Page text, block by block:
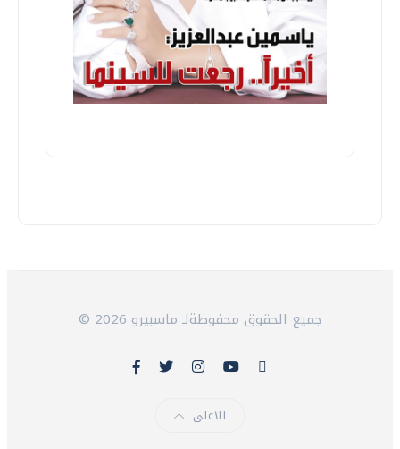
© 2026 جميع الحقوق محفوظةلـ ماسبيرو
للاعلى